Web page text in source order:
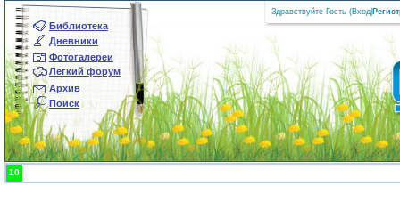
Библиотека
Дневники
Фотогалереи
Легкий форум
Архив
Поиск
Здравствуйте Гость (Вход
10